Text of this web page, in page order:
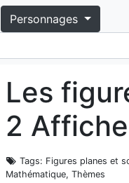
Personnages
Les
2
Tags: Figures planes et
Mathématique, Thèmes